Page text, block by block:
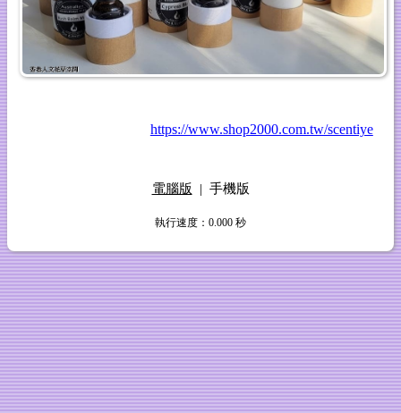
https://www.shop2000.com.tw/scentiye
電腦版 | 手機版
執行速度 ：0.000 秒